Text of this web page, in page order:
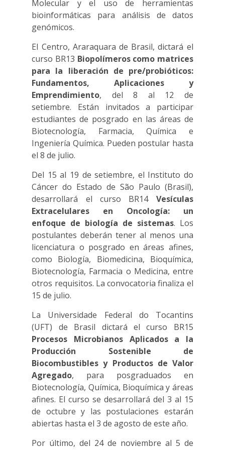
Molecular y el uso de herramientas
bioinformáticas para análisis de datos
genómicos.
El Centro, Araraquara de Brasil, dictará el
curso BR13 Biopolímeros como matrices
para la liberación de pre/probióticos:
Fundamentos, Aplicaciones y
Emprendimiento, del 8 al 12 de
setiembre. Están invitados a participar
estudiantes de posgrado en las áreas de
Biotecnología, Farmacia, Química e
Ingeniería Química. Pueden postular hasta
el 8 de julio.
Del 15 al 19 de setiembre, el Instituto do
Cáncer do Estado de São Paulo (Brasil),
desarrollará el curso BR14 Vesículas
Extracelulares en Oncología: un
enfoque de biología de sistemas. Los
postulantes deberán tener al menos una
licenciatura o posgrado en áreas afines,
como Biología, Biomedicina, Bioquímica,
Biotecnología, Farmacia o Medicina, entre
otros requisitos. La convocatoria finaliza el
15 de julio.
La Universidade Federal do Tocantins
(UFT) de Brasil dictará el curso BR15
Procesos Microbianos Aplicados a la
Producción Sostenible de
Biocombustibles y Productos de Valor
Agregado, para posgraduados en
Biotecnología, Química, Bioquímica y áreas
afines. El curso se desarrollará del 3 al 15
de octubre y las postulaciones estarán
abiertas hasta el 3 de agosto de este año.
Por último, del 24 de noviembre al 5 de